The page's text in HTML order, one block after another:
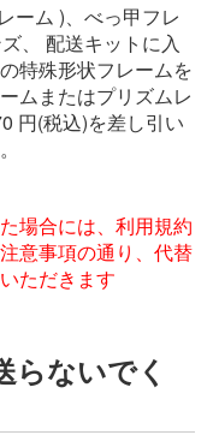
ーム )、べっ甲フレ
、 配送キットに入
特殊形状フレームを
ムまたはプリズムレ
円(税込)を差し引い
場合には、利用規約
意事項の通り、代替
ただきます
らないでく